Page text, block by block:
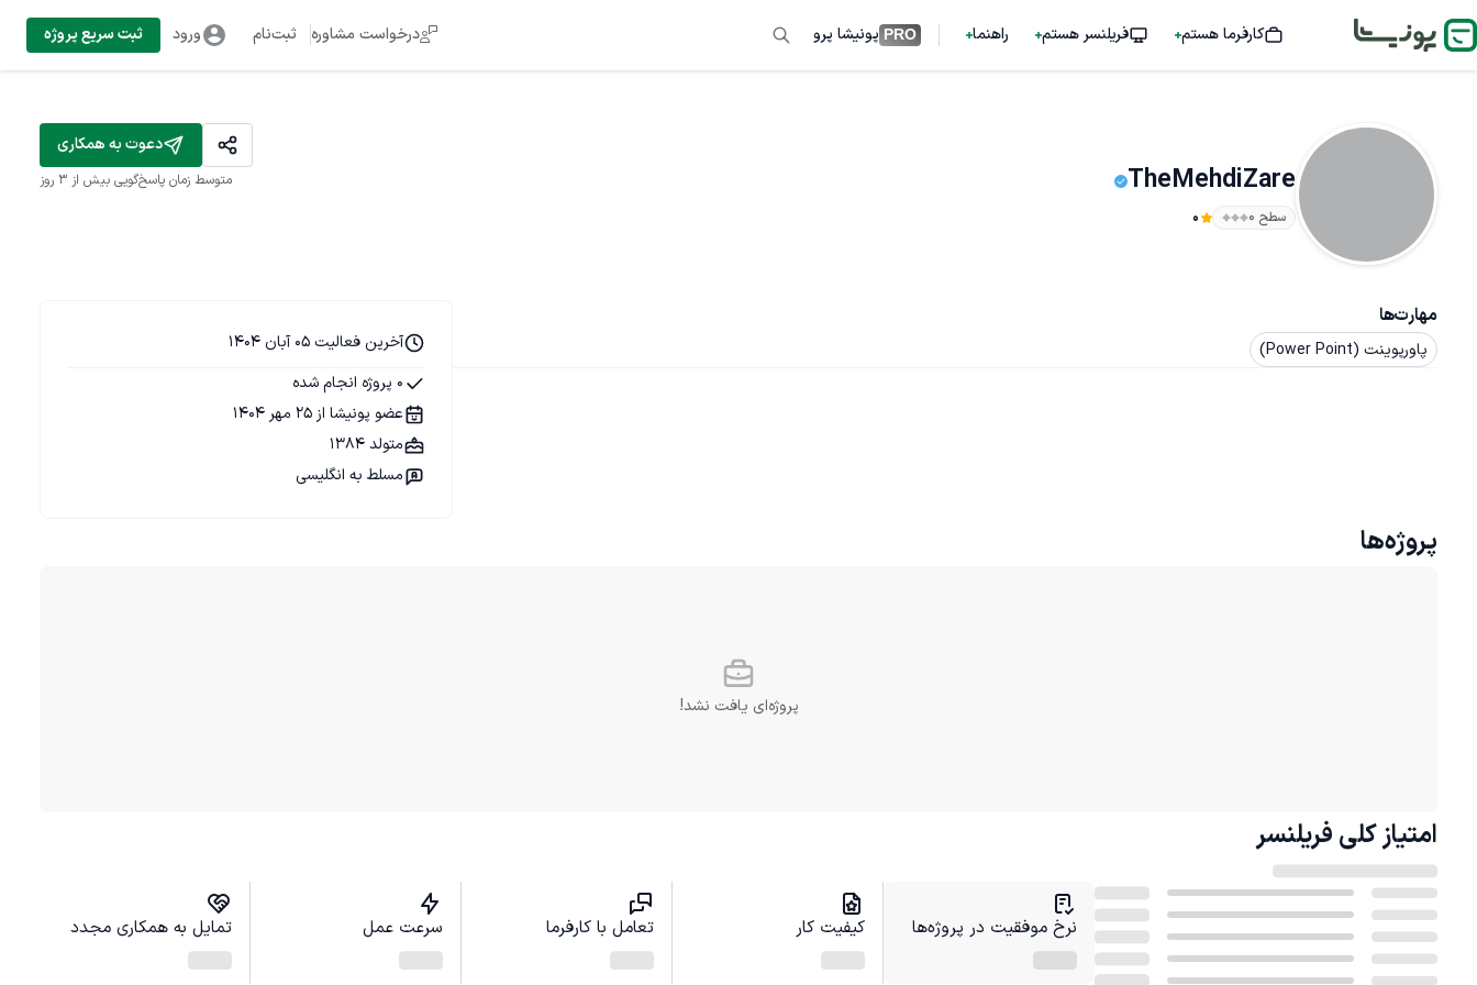
کارفرما هستم فریلنسر هستم راهنما PRO پونیشا پرو درخواست مشاوره ثبت‌نام ورود ثبت سریع پروژه
TheMehdiZare
سطح ۰ 0
دعوت به همکاری
متوسط زمان پاسخ‌گویی بیش از ۳ روز
مهارت‌ها
پاورپوینت (Power Point)
آخرین فعالیت 05 آبان 1404
0 پروژه انجام شده
عضو پونیشا از 25 مهر 1404
متولد 1384
مسلط به انگلیسی
پروژه‌ها
پروژه‌ای یافت نشد!
امتیاز کلی فریلنسر
نرخ موفقیت در پروژه‌ها کیفیت کار تعامل با کارفرما سرعت عمل تمایل به همکاری مجدد